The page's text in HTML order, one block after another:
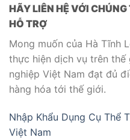
HÃY LIÊN HỆ VỚI
HỖ TRỢ
Mong muốn của Hà Tĩnh
thực hiện dịch vụ trên thế
nghiệp Việt Nam đạt đủ
hàng hóa tới thế giới.
Nhập Khẩu Dụng Cụ Thể
Việt Nam